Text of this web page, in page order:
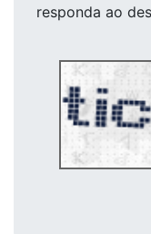
responda ao